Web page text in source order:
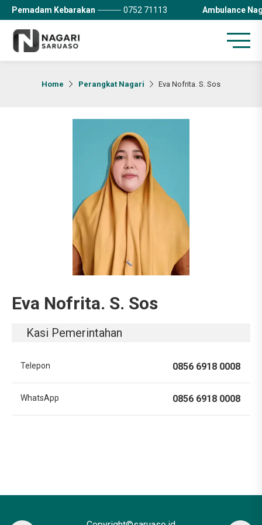
Pemadam Kebarakan 0752 71113 Ambulance
Home Perangkat Nagari Eva Nofrita. S. Sos
Eva Nofrita. S. Sos
Kasi Pemerintahan
Telepon 0856 6918 0008
WhatsApp 0856 6918 0008